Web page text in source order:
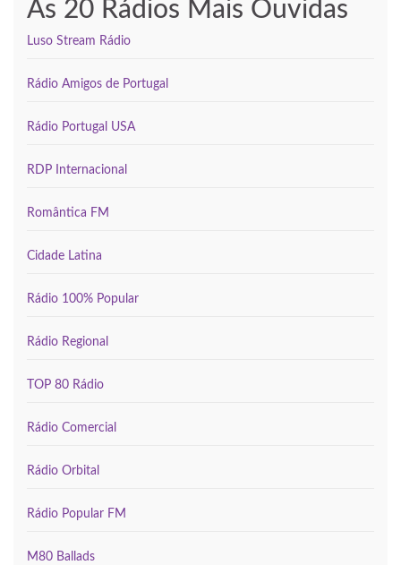
As 20 Rádios Mais Ouvidas
Luso Stream Rádio
Rádio Amigos de Portugal
Rádio Portugal USA
RDP Internacional
Romântica FM
Cidade Latina
Rádio 100% Popular
Rádio Regional
TOP 80 Rádio
Rádio Comercial
Rádio Orbital
Rádio Popular FM
M80 Ballads